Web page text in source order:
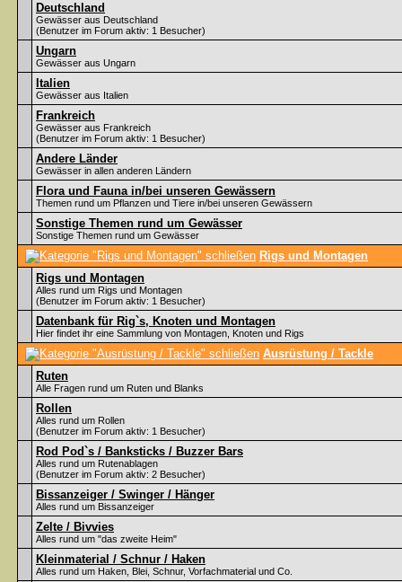
Deutschland
Gewässer aus Deutschland
(Benutzer im Forum aktiv: 1 Besucher)
Ungarn
Gewässer aus Ungarn
Italien
Gewässer aus Italien
Frankreich
Gewässer aus Frankreich
(Benutzer im Forum aktiv: 1 Besucher)
Andere Länder
Gewässer in allen anderen Ländern
Flora und Fauna in/bei unseren Gewässern
Themen rund um Pflanzen und Tiere in/bei unseren Gewässern
Sonstige Themen rund um Gewässer
Sonstige Themen rund um Gewässer
Rigs und Montagen
Rigs und Montagen
Alles rund um Rigs und Montagen
(Benutzer im Forum aktiv: 1 Besucher)
Datenbank für Rig`s, Knoten und Montagen
Hier findet ihr eine Sammlung von Montagen, Knoten und Rigs
Ausrüstung / Tackle
Ruten
Alle Fragen rund um Ruten und Blanks
Rollen
Alles rund um Rollen
(Benutzer im Forum aktiv: 1 Besucher)
Rod Pod`s / Banksticks / Buzzer Bars
Alles rund um Rutenablagen
(Benutzer im Forum aktiv: 2 Besucher)
Bissanzeiger / Swinger / Hänger
Alles rund um Bissanzeiger
Zelte / Bivvies
Alles rund um "das zweite Heim"
Kleinmaterial / Schnur / Haken
Alles rund um Haken, Blei, Schnur, Vorfachmaterial und Co.